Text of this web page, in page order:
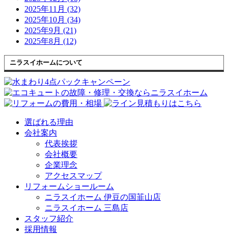
2025年11月 (32)
2025年10月 (34)
2025年9月 (21)
2025年8月 (12)
ニラスイホームについて
選ばれる理由
会社案内
代表挨拶
会社概要
企業理念
アクセスマップ
リフォームショールーム
ニラスイホーム 伊豆の国韮山店
ニラスイホーム 三島店
スタッフ紹介
採用情報